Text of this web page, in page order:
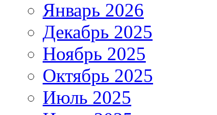
Январь 2026
Декабрь 2025
Ноябрь 2025
Октябрь 2025
Июль 2025